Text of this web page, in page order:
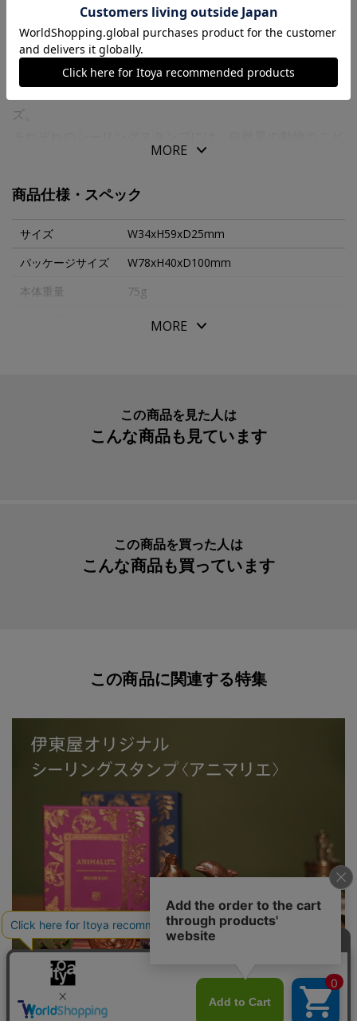
商品の特徴
世界でラッキーモチーフとして愛されている動物と自然の
美しさを写実的に表現した、シーリングスタンプシリー
ズ。
もたちが持つ美しさ、優雅さ、そして愛らしさがアート作
青銅製（ブロンズ）のボディは、ミニオブジェとしてもお
楽しみいただける精緻なつくり。
動物の姿のハンドル部分からスタンプの印面まで、溶かし
た金属を型に流し込み立体を形づくる伝統的な「鋳造」と
大切な方へのメッセージに、幸せを願う想いを添えて。
伝統的な製法から生まれた愛らしい表情の動物たちは、現
代のライフスタイルにも融合し、いつもあなたの近くにそ
※本製品は鋳造により一点ずつ成形しております。そのた
め、表面にわずかな凹凸や小さな穴（ピンホール）などの
がありますが、数回ご使用いただくことで徐々に付着しに
MORE
商品仕様・スペック
サイズ
W34xH59xD25mm
パッケージサイズ
W78xH40xD100mm
本体重量
75g
ブロンズ
ITSS106
MORE
この商品を見た人は
こんな商品も見ています
この商品を買った人は
こんな商品も買っています
この商品に関連する特集
伊東屋オリジナルのシーリングスタンプ〈アニマリエ〉